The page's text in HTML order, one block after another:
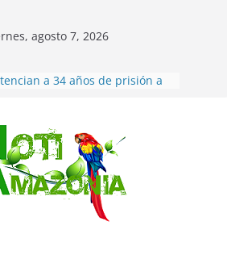
agosto 7, 2026
dos jóvenes de 22 años
fueron encontrados
en caso de Alison,
de Tena
el arquero sensación de
Verde, ya llegó para
a Colo Colo de Chile
la parroquia Diez de